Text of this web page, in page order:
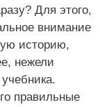
Для этого,
внимание
историю,
нежели
правильные